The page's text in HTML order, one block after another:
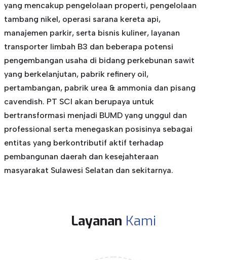
yang mencakup pengelolaan properti, pengelolaan
tambang nikel, operasi sarana kereta api,
manajemen parkir, serta bisnis kuliner, layanan
transporter limbah B3 dan beberapa potensi
pengembangan usaha di bidang perkebunan sawit
yang berkelanjutan, pabrik refinery oil,
pertambangan, pabrik urea & ammonia dan pisang
cavendish. PT SCI akan berupaya untuk
bertransformasi menjadi BUMD yang unggul dan
professional serta menegaskan posisinya sebagai
entitas yang berkontributif aktif terhadap
pembangunan daerah dan kesejahteraan
masyarakat Sulawesi Selatan dan sekitarnya.
Layanan Kami